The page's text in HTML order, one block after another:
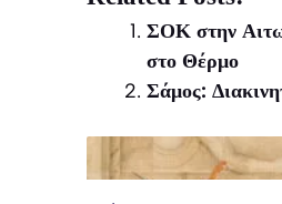
(Twitter)
ΣΟΚ στην
στο Θέρμο
Σάμος: